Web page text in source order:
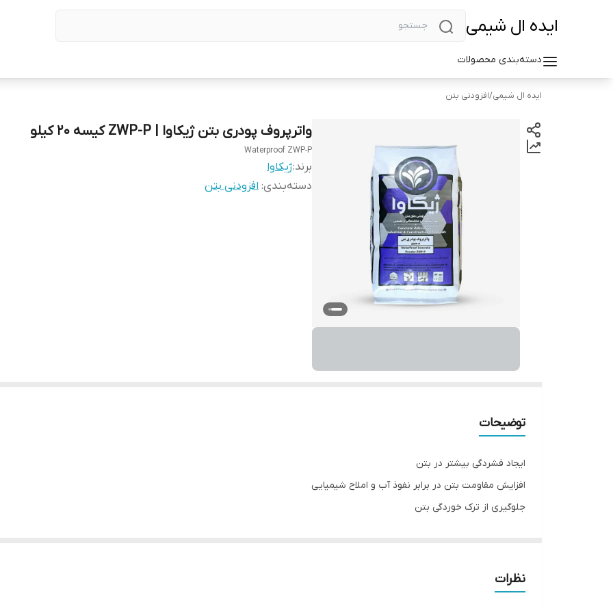
ایده ال شیمی
دسته‌بندی محصولات
ایده ال شیمی/افزودنی بتن
واترپروف پودری بتن ژیکاوا | ZWP-P کیسه ۲۰ کیلو
Waterproof ZWP-P
برند:ژیکاوا
دسته‌بندی: افزودنی بتن
توضیحات
ايجاد فشردگی بيشتر در بتن
افزایش مقاومت بتن در برابر نفوذ آب و املاح شيميايی
جلوگیری از ترک خوردگی بتن
کرده و نفوذپذیری آن را کاهش می دهد. قشر حاصله خاصیتی پایدار داشته و علاوه بر خاصیت آب گریزی، مقاومت بتن را نیز در مقابل
می دهد
نظرات